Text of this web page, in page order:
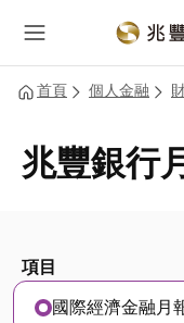
首頁 個人金融
兆豐銀行
項目
國際經濟金融月